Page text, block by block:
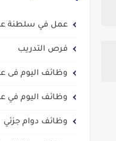
عمل في سلطنة
فرص التدريب
وظائف اليوم فى
وظائف اليوم في
وظائف دوام جزئي